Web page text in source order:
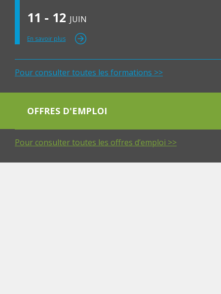
11 - 12 JUIN
En savoir plus
Pour consulter toutes les formations >>
OFFRES D'EMPLOI
Pour consulter toutes les offres d’emploi >>